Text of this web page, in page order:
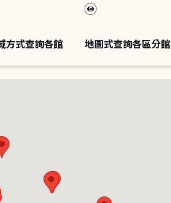
方式查詢各館 地圖式查詢各區分館